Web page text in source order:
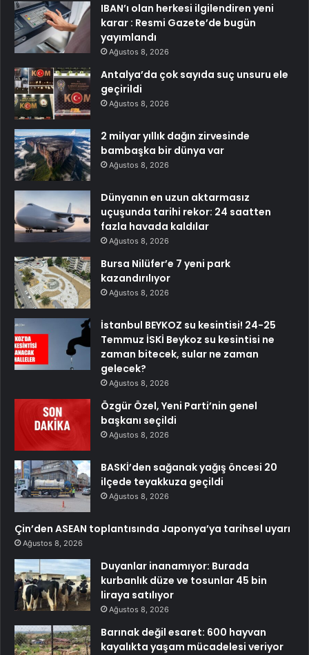
IBAN’ı olan herkesi ilgilendiren yeni
karar : Resmi Gazete’de bugün
yayımlandı
Ağustos 8, 2026
Antalya’da çok sayıda suç unsuru ele
geçirildi
Ağustos 8, 2026
2 milyar yıllık dağın zirvesinde
bambaşka bir dünya var
Ağustos 8, 2026
Dünyanın en uzun aktarmasız
uçuşunda tarihi rekor: 24 saatten
fazla havada kaldılar
Ağustos 8, 2026
Bursa Nilüfer’e 7 yeni park
kazandırılıyor
Ağustos 8, 2026
İstanbul BEYKOZ su kesintisi! 24-25
Temmuz İSKİ Beykoz su kesintisi ne
zaman bitecek, sular ne zaman
gelecek?
Ağustos 8, 2026
Özgür Özel, Yeni Parti’nin genel
başkanı seçildi
Ağustos 8, 2026
BASKİ’den sağanak yağış öncesi 20
ilçede teyakkuza geçildi
Ağustos 8, 2026
Çin’den ASEAN toplantısında Japonya’ya tarihsel uyarı
Ağustos 8, 2026
Duyanlar inanamıyor: Burada
kurbanlık düze ve tosunlar 45 bin
liraya satılıyor
Ağustos 8, 2026
Barınak değil esaret: 600 hayvan
kayalıkta yaşam mücadelesi veriyor